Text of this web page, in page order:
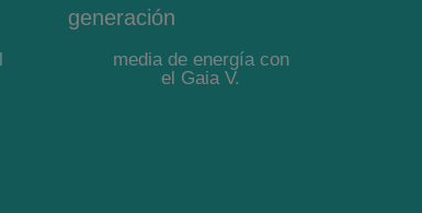
generación
media de energía con
el Gaia V.